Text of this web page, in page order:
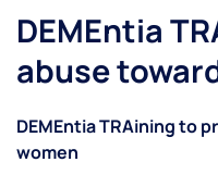
DEMEntia
abuse
DEMEntiaTRAiningto
women